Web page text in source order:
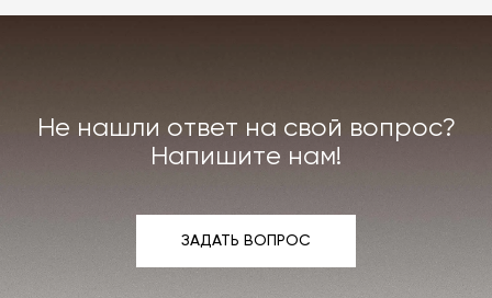
Не нашли ответ на свой вопрос?
Напишите нам!
ЗАДАТЬ ВОПРОС